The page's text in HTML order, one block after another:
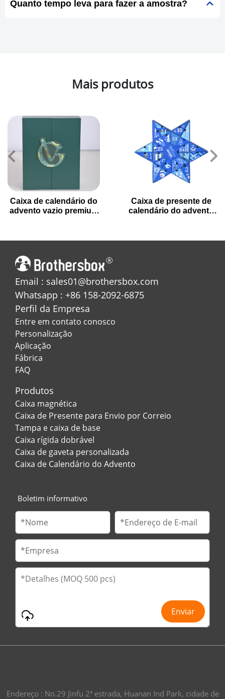
Quanto tempo leva para fazer a amostra?
Mais produtos
Caixa de calendário do
advento vazio premium
Caixa de presente de
calendário do advento
Email : sales01@brothersbox.com
Whatsapp : +86 158-2092-6875
Perfil da Empresa
Entre em contato conosco
Personalização
Aplicação
Fábrica
FAQ
Produtos
Caixa magnética
Caixa de Presente para Envio por Correio
Tampa e caixa de base
Caixa rígida dobrável
Caixa de gaveta personalizada
Caixa de Calendário do Advento
Boletim informativo
Endereço : No.29 Jinfu 2ª estrada, Huanan Ind Park, cidade de